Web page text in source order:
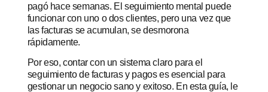
pagó hace semanas. El seguimiento mental puede
funcionar con uno o dos clientes, pero una vez que
las facturas se acumulan, se desmorona
rápidamente.
Por eso, contar con un sistema claro para el
seguimiento de facturas y pagos es esencial para
gestionar un negocio sano y exitoso. En esta guía, le